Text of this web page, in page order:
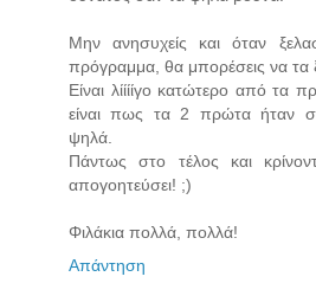
Μην ανησυχείς και όταν
πρόγραμμα, θα μπορέσεις να τα
Είναι λίίίίγο κατώτερο από τα
είναι πως τα 2 πρώτα ήταν
ψηλά.
Πάντως στο τέλος και
απογοητεύσει! ;)
Φιλάκια πολλά, πολλά!
Απάντηση